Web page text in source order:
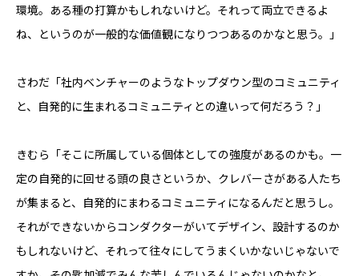
環境。ある種の打算かもしれないけど。それって両立できるよ
ね、というのが一般的な価値観になりつつあるのかなと思う。」
さわだ「社内ベンチャーのようなトップダウン型のコミュニティ
と、自発的に生まれるコミュニティとの違いって何だろう？」
きむら「そこに所属している個体としての強度があるのかも。一
定の自発的に回せる頭の良さというか、クレバーさがある人たち
が集まると、自発的にまわるコミュニティになるんだと思うし。
それができないからコンダクターがいてデザイン、設計するのか
もしれないけど、それって往々にしてうまくいかないじゃないで